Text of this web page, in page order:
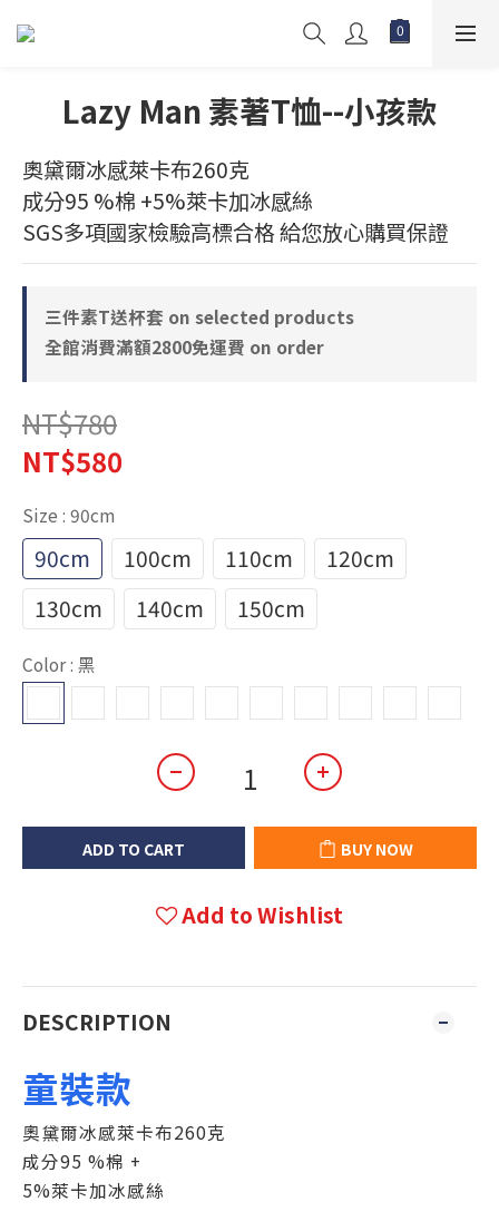
Lazy Man 素著T恤--小孩款
奧黛爾冰感萊卡布260克
成分95 %棉 +5%萊卡加冰感絲
SGS多項國家檢驗高標合格 給您放心購買保證
三件素T送杯套 on selected products
全館消費滿額2800免運費 on order
NT$780
NT$580
Size : 90cm
90cm 100cm 110cm
120cm
130cm
140cm 150cm
Color: 黑
ADD TO CART BUY NOW
Add to Wishlist
DESCRIPTION
童裝款
奧黛爾冰感萊卡布260克
成分95 %棉 +
5%萊卡加冰感絲